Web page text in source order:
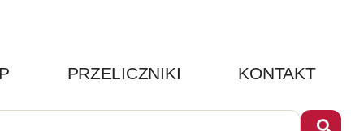
PRZELICZNIKI KONTAKT